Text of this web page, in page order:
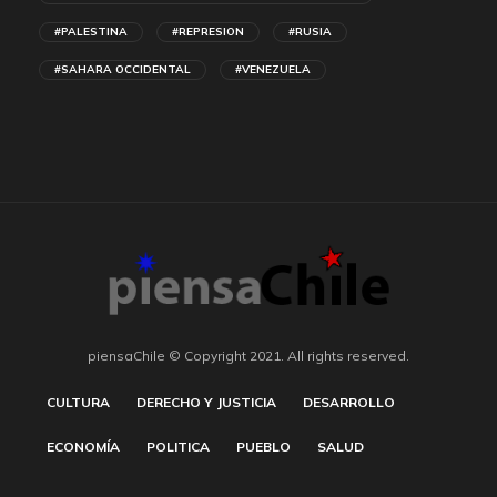
#PALESTINA #REPRESION #RUSIA
#SAHARA OCCIDENTAL #VENEZUELA
piensaChile © Copyright 2021. All rights reserved.
CULTURA DERECHO Y JUSTICIA DESARROLLO
ECONOMÍA POLITICA PUEBLO SALUD